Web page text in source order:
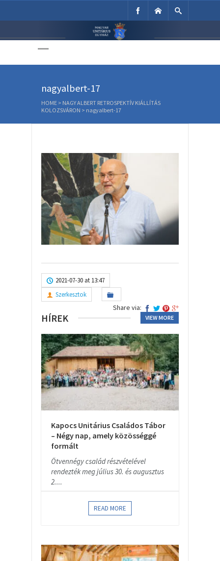
Unitárius Egyház
nagyalbert-17
HOME > NAGY ALBERT RETROSPEKTÍV KIÁLLÍTÁS
KOLOZSVÁRON > nagyalbert-17
2021-07-30 at 13:47
Szerkesztok
Share via:
HÍREK VIEW MORE
Kapocs Unitárius Családos Tábor
– Négy nap, amely közösséggé
formált
Ötvennégy család részvételével
rendezték meg július 30. és augusztus
2....
READ MORE